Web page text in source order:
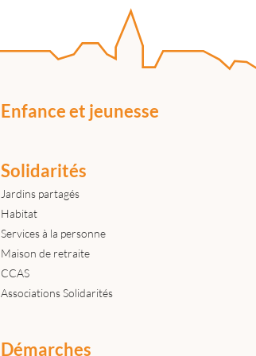
Enfance et jeunesse
Solidarités
Jardins partagés
Habitat
Services à la personne
Maison de retraite
CCAS
Associations Solidarités
Démarches